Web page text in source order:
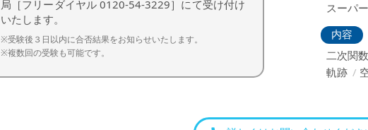
局［フリーダイヤル 0120-54-3229］にて受け付け
いたします。
※受験後３日以内に合否結果をお知らせいたします。
※複数回の受験も可能です。
スーパ
内容
二次関数
軌跡